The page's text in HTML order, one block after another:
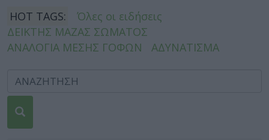
HOT TAGS:
Όλες οι ειδήσεις
ΔΕΙΚΤΗΣ ΜΑΖΑΣ ΣΩΜΑΤΟΣ
ΑΝΑΛΟΓΙΑ ΜΕΣΗΣ ΓΟΦΩΝ
ΑΔΥΝΑΤΙΣΜΑ